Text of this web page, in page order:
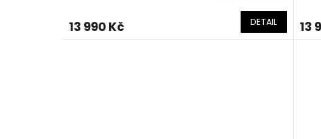
13 990 Kč DETAIL 13